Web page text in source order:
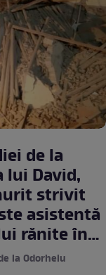
de la
lui David,
strivit
asistentă
rănite în
la Odorheiu